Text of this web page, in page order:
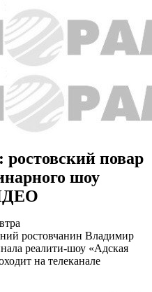
повар
шоу
ростовчанин Владимир
реалити-шоу «Адская
на телеканале